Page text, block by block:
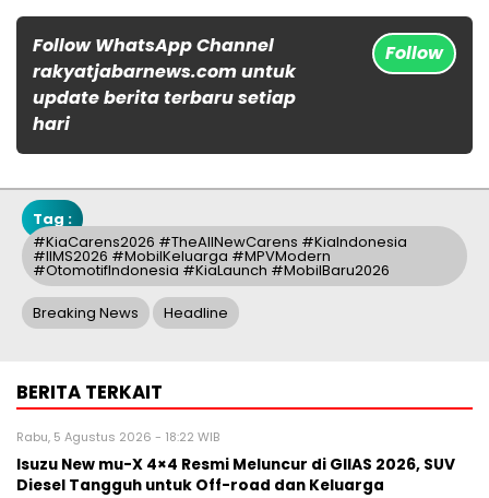
Follow WhatsApp Channel
rakyatjabarnews.com untuk
update berita terbaru setiap
hari
Follow
Tag :
#KiaCarens2026 #TheAllNewCarens #KiaIndonesia
#IIMS2026 #MobilKeluarga #MPVModern
#OtomotifIndonesia #KiaLaunch #MobilBaru2026
Breaking News Headline
BERITA TERKAIT
Rabu, 5 Agustus 2026 - 18:22 WIB
Isuzu New mu-X 4×4 Resmi Meluncur di GIIAS 2026, SUV
Diesel Tangguh untuk Off-road dan Keluarga